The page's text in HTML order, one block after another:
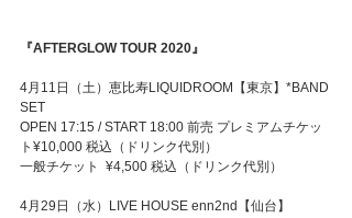
『AFTERGLOW TOUR 2020』
4月11日（土）恵比寿LIQUIDROOM【東京】*BAND
SET
OPEN 17:15 / START 18:00 前売 プレミアムチケッ
ト¥10,000 税込（ドリンク代別）
一般チケット  ¥4,500 税込（ドリンク代別）
4月29日（水）LIVE HOUSE enn2nd【仙台】